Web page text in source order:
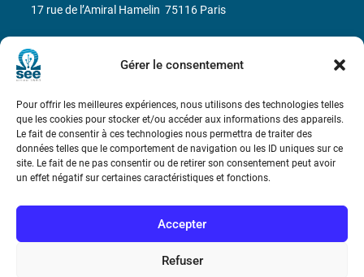
Gérer le consentement
Pour offrir les meilleures expériences, nous utilisons des technologies telles
que les cookies pour stocker et/ou accéder aux informations des appareils.
Le fait de consentir à ces technologies nous permettra de traiter des
données telles que le comportement de navigation ou les ID uniques sur ce
site. Le fait de ne pas consentir ou de retirer son consentement peut avoir
un effet négatif sur certaines caractéristiques et fonctions.
Accepter
Refuser
Bicentenaire des découvertes d’André-
Conditions Générales de Vente
17 rue de l’Amiral Hamelin 75116 Paris
Métro : « Boissière » Ligne 6 et « Iéna » Ligne 9
Téléphone : (+33) 1 56 90 37 17
N° de SIREN : 785 393 232, Code APE : 9412Z TVA intra-
communautaire : FR44 785 393 232